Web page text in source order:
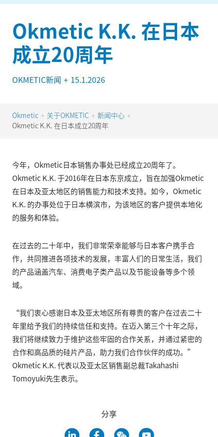
Okmetic K.K. 在日本
成立20周年
OKMETIC新闻 + 15.1.2026
Okmetic + 关于OKMETIC + 新闻中心 +
Okmetic K.K. 在日本成立20周年
今年，Okmetic日本销售办事处已经成立20周年了。
Okmetic K.K. 于2016年在日本东京成立，旨在加强Okmetic
在日本及亚太地区的销售能力和技术支持。如今，Okmetic
K.K. 的办事处位于日本横滨市，为该地区的客户提供本地化
的服务和体验。
在过去的二十年中，我们非常荣幸能够与日本客户携手合
作，共同推进各项技术的发展，丰富人们的日常生活，我们
的产品涵盖汽车、消费电子类产品以及节能设备等多个领
域。
“我们衷心感谢日本及亚太地区所有尊贵的客户在过去二十
年里给予我们的持续信任和支持。在迈入第三个十年之际，
我们将继续致力于维护这些牢固的合作关系，并通过紧密的
合作和高品质的硅片产品，助力我们合作伙伴的成功。”
Okmetic K.K. 代表以及亚太区销售副总裁Takahashi
Tomoyuki先生表示。
分享